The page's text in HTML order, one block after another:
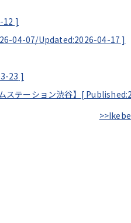
12 ]
04-07/Updated:2026-04-17 ]
23 ]
ステーション渋谷】[